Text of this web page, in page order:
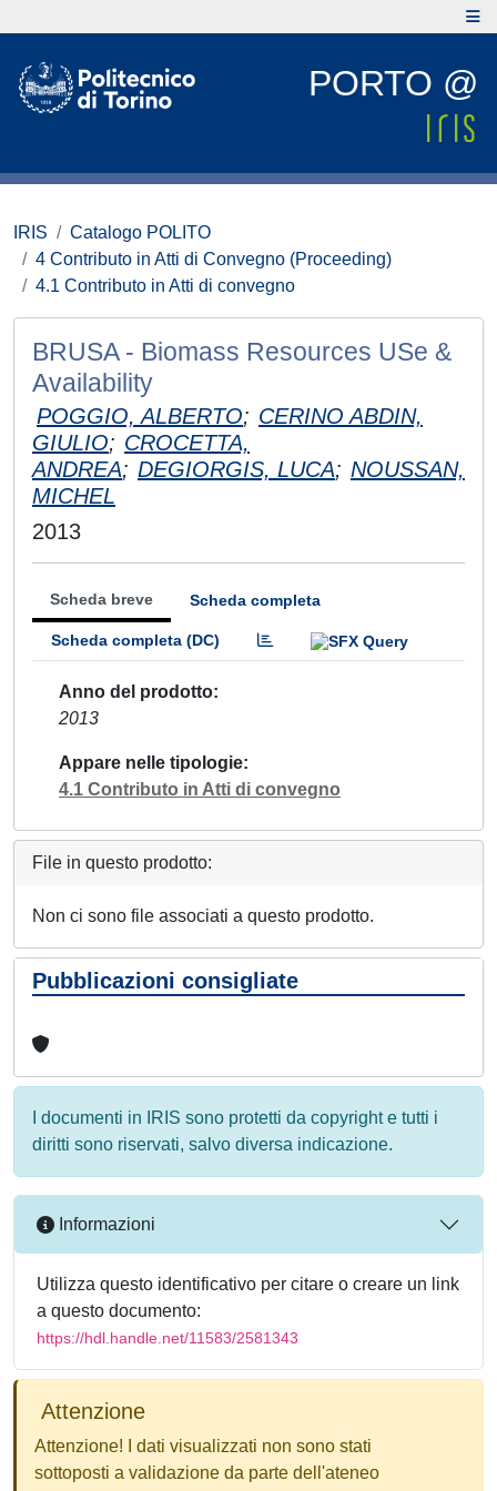
PORTO @
IRIS
Catalogo POLITO
4 Contributo in Atti di Convegno (Proceeding)
4.1 Contributo in Atti di convegno
BRUSA - Biomass Resources USe &
Availability
POGGIO, ALBERTO; CERINO ABDIN,
GIULIO; CROCETTA,
ANDREA; DEGIORGIS, LUCA; NOUSSAN,
MICHEL
2013
Scheda breve Scheda completa
Scheda completa (DC)
Anno del prodotto
2013
Appare nelle tipologie
4.1 Contributo in Atti di convegno
File in questo prodotto:
Non ci sono file associati a questo prodotto.
Pubblicazioni consigliate
I documenti in IRIS sono protetti da copyright e tutti i
diritti sono riservati, salvo diversa indicazione.
Informazioni
Utilizza questo identificativo per citare o creare un link
a questo documento:
https://hdl.handle.net/11583/2581343
Attenzione
Attenzione! I dati visualizzati non sono stati
sottoposti a validazione da parte dell'ateneo